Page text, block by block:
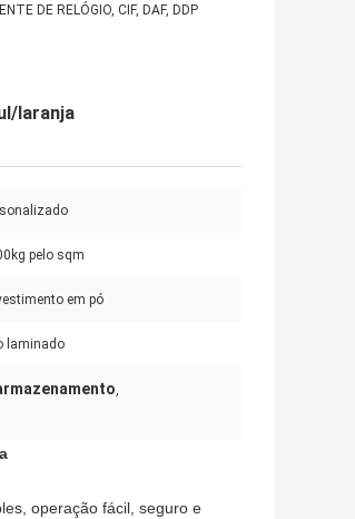
DE RELÓGIO, CIF, DAF, DDP
laranja
pelo sqm
em pó
laminado
,
operação fácil, seguro e